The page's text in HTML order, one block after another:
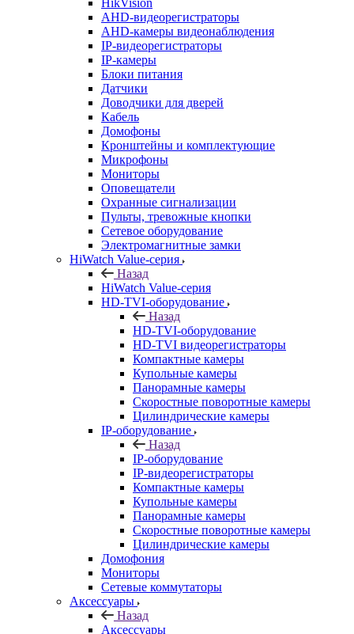
HikVision
AHD-видеорегистраторы
AHD-камеры видеонаблюдения
IP-видеорегистраторы
IP-камеры
Блоки питания
Датчики
Доводчики для дверей
Кабель
Домофоны
Кронштейны и комплектующие
Микрофоны
Мониторы
Оповещатели
Охранные сигнализации
Пульты, тревожные кнопки
Сетевое оборудование
Электромагнитные замки
HiWatch Value-серия
Назад
HiWatch Value-серия
HD-TVI-оборудование
Назад
HD-TVI-оборудование
HD-TVI видеорегистраторы
Компактные камеры
Купольные камеры
Панорамные камеры
Скоростные поворотные камеры
Цилиндрические камеры
IP-оборудование
Назад
IP-оборудование
IP-видеорегистраторы
Компактные камеры
Купольные камеры
Панорамные камеры
Скоростные поворотные камеры
Цилиндрические камеры
Домофония
Мониторы
Сетевые коммутаторы
Аксессуары
Назад
Аксессуары